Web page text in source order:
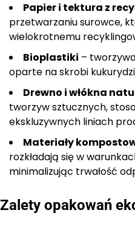
Papier i tektura z
przetwarzaniu surowce,
wielokrotnemu
Bioplastiki –
oparte na skrobi
Drewno i włókna
tworzyw sztucznych,
ekskluzywnych liniach
Materiały
rozkładają się w
minimalizując trwałość
Zalety opakowań